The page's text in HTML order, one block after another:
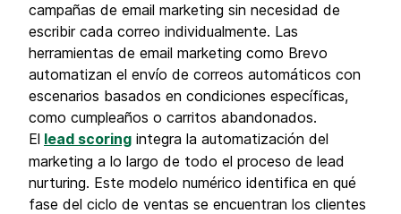
campañas de email marketing sin necesidad de
escribir cada correo individualmente. Las
herramientas de email marketing como Brevo
automatizan el envío de correos automáticos con
escenarios basados en condiciones específicas,
como cumpleaños o carritos abandonados.
El lead scoring integra la automatización del
marketing a lo largo de todo el proceso de lead
nurturing. Este modelo numérico identifica en qué
fase del ciclo de ventas se encuentran los clientes